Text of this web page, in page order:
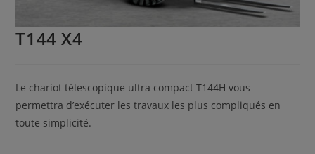
T144 X4
Le chariot télescopique ultra compact T144H vous
permettra d’exécuter les travaux les plus compliqués en
toute simplicité.